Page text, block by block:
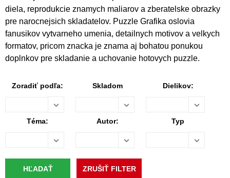
diela, reprodukcie znamych maliarov a zberatelske obrazky
pre narocnejsich skladatelov. Puzzle Grafika oslovia
fanusikov vytvarneho umenia, detailnych motivov a velkych
formatov, pricom znacka je znama aj bohatou ponukou
doplnkov pre skladanie a uchovanie hotovych puzzle.
Zoradiť podľa: Skladom Dielikov:
Téma: Autor: Typ